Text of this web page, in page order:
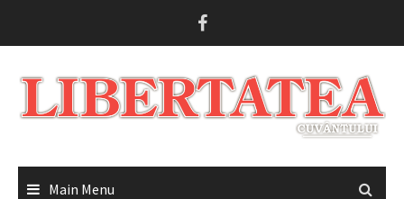
Main Menu